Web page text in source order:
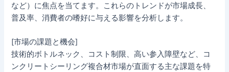
など）に焦点を当てます。これらのトレンドが市場成長、
普及率、消費者の嗜好に与える影響を分析します。
[市場の課題と機会]
技術的ボトルネック、コスト制限、高い参入障壁など、コ
ンクリートシーリング複合材市場が直面する主な課題を特